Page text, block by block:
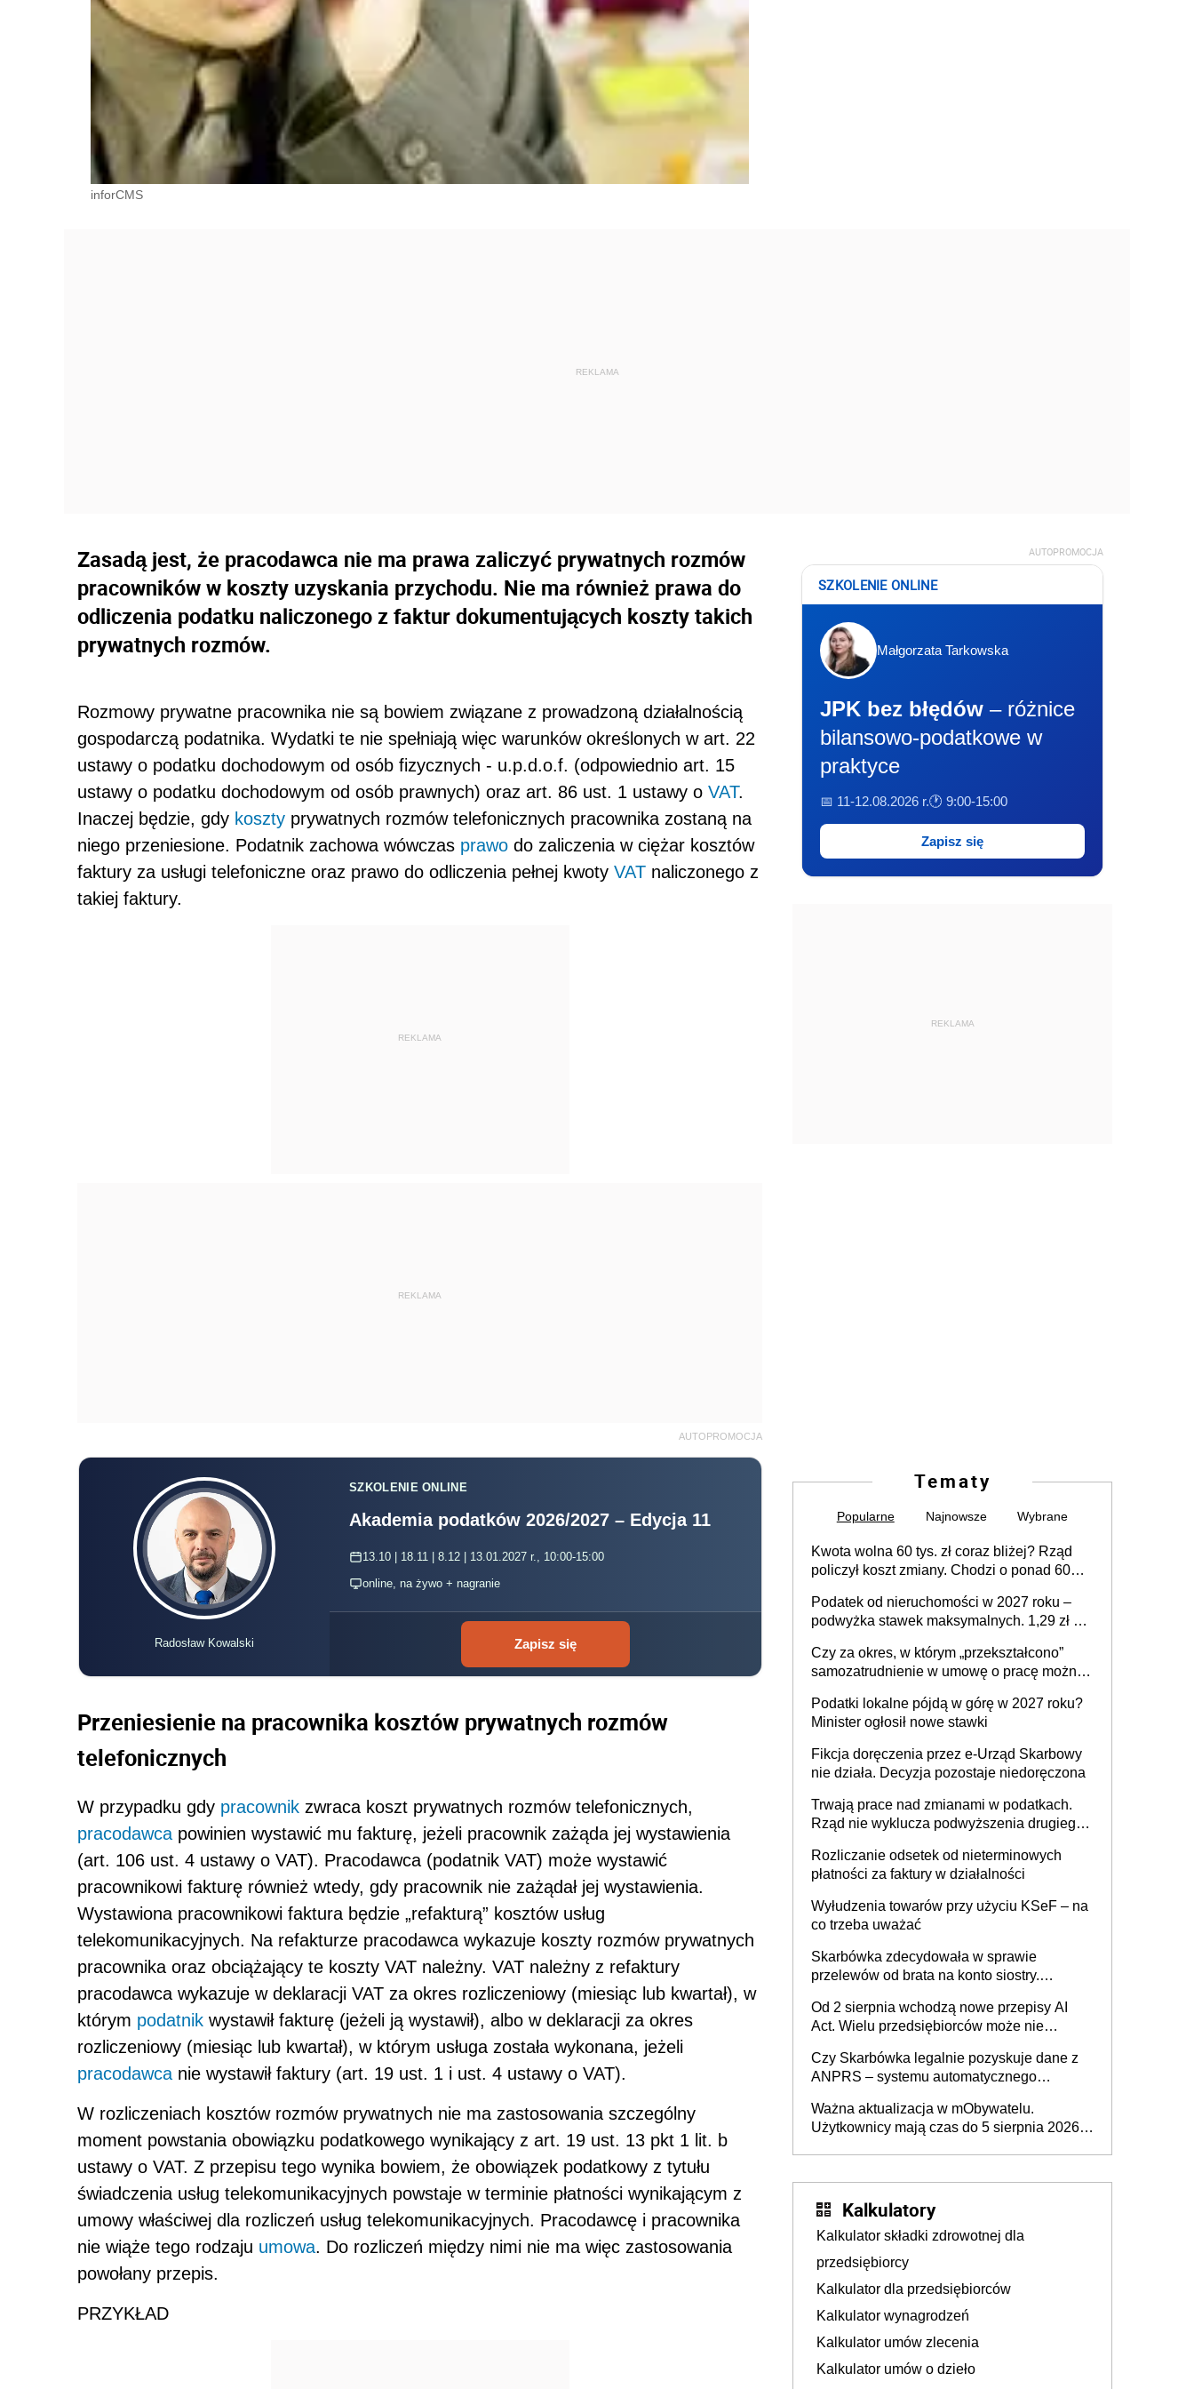
inforCMS
Zasadą jest, że pracodawca nie ma prawa zaliczyć prywatnych rozmów
pracowników w koszty uzyskania przychodu. Nie ma również prawa do
odliczenia podatku naliczonego z faktur dokumentujących koszty takich
prywatnych rozmów.
Rozmowy prywatne pracownika nie są bowiem związane z prowadzoną działalnością
gospodarczą podatnika. Wydatki te nie spełniają więc warunków określonych w art. 22
ustawy o podatku dochodowym od osób fizycznych - u.p.d.o.f. (odpowiednio art. 15
ustawy o podatku dochodowym od osób prawnych) oraz art. 86 ust. 1 ustawy o VAT.
Inaczej będzie, gdy koszty prywatnych rozmów telefonicznych pracownika zostaną na
niego przeniesione. Podatnik zachowa wówczas prawo do zaliczenia w ciężar kosztów
faktury za usługi telefoniczne oraz prawo do odliczenia pełnej kwoty VAT naliczonego z
takiej faktury.
REKLAMA
REKLAMA
AUTOPROMOCJA
Radosław Kowalski
SZKOLENIE ONLINE
Akademia podatków 2026/2027 – Edycja 11
13.10 | 18.11 | 8.12 | 13.01.2027 r., 10:00-15:00
online, na żywo + nagranie
Zapisz się
Przeniesienie na pracownika kosztów prywatnych rozmów
telefonicznych
W przypadku gdy pracownik zwraca koszt prywatnych rozmów telefonicznych,
pracodawca powinien wystawić mu fakturę, jeżeli pracownik zażąda jej wystawienia
(art. 106 ust. 4 ustawy o VAT). Pracodawca (podatnik VAT) może wystawić
pracownikowi fakturę również wtedy, gdy pracownik nie zażądał jej wystawienia.
Wystawiona pracownikowi faktura będzie „refakturą” kosztów usług
telekomunikacyjnych. Na refakturze pracodawca wykazuje koszty rozmów prywatnych
pracownika oraz obciążający te koszty VAT należny. VAT należny z refaktury
pracodawca wykazuje w deklaracji VAT za okres rozliczeniowy (miesiąc lub kwartał), w
którym podatnik wystawił fakturę (jeżeli ją wystawił), albo w deklaracji za okres
rozliczeniowy (miesiąc lub kwartał), w którym usługa została wykonana, jeżeli
pracodawca nie wystawił faktury (art. 19 ust. 1 i ust. 4 ustawy o VAT).
W rozliczeniach kosztów rozmów prywatnych nie ma zastosowania szczególny
moment powstania obowiązku podatkowego wynikający z art. 19 ust. 13 pkt 1 lit. b
ustawy o VAT. Z przepisu tego wynika bowiem, że obowiązek podatkowy z tytułu
świadczenia usług telekomunikacyjnych powstaje w terminie płatności wynikającym z
umowy właściwej dla rozliczeń usług telekomunikacyjnych. Pracodawcę i pracownika
nie wiąże tego rodzaju umowa. Do rozliczeń między nimi nie ma więc zastosowania
powołany przepis.
PRZYKŁAD
AUTOPROMOCJA
SZKOLENIE ONLINE
Małgorzata Tarkowska
JPK bez błędów – różnice
bilansowo-podatkowe w
praktyce
📅 11-12.08.2026 r.🕐 9:00-15:00
Zapisz się
REKLAMA
Tematy
Popularne Najnowsze Wybrane
Kwota wolna 60 tys. zł coraz bliżej? Rząd
policzył koszt zmiany. Chodzi o ponad 60
Podatek od nieruchomości w 2027 roku –
podwyżka stawek maksymalnych. 1,29 zł za
budynków i lokali związanych z
prowadzeniem działalności gospodarczej
Czy za okres, w którym „przekształcono”
samozatrudnienie w umowę o pracę można
umowy cywilnoprawnej jedynym
racjonalnym wyjściem
Podatki lokalne pójdą w górę w 2027 roku?
Minister ogłosił nowe stawki
Fikcja doręczenia przez e-Urząd Skarbowy
nie działa. Decyzja pozostaje niedoręczona
Trwają prace nad zmianami w podatkach.
Rząd nie wyklucza podwyższenia drugiego
Rozliczanie odsetek od nieterminowych
płatności za faktury w działalności
Wyłudzenia towarów przy użyciu KSeF – na
co trzeba uważać
Skarbówka zdecydowała w sprawie
przelewów od brata na konto siostry.
darowizna, ale podatku jednak nie będzie
Od 2 sierpnia wchodzą nowe przepisy AI
Act. Wielu przedsiębiorców może nie
Czy Skarbówka legalnie pozyskuje dane z
ANPRS – systemu automatycznego
pojazdów z kamer drogowych?
Ważna aktualizacja w mObywatelu.
Użytkownicy mają czas do 5 sierpnia 2026
Kalkulatory
Kalkulator składki zdrowotnej dla
przedsiębiorcy
Kalkulator dla przedsiębiorców
Kalkulator wynagrodzeń
Kalkulator umów zlecenia
Kalkulator umów o dzieło